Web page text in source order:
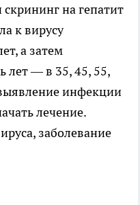
на гепатит
к вирусу
а затем
лет — в 35, 45, 55,
инфекции
лечение.
заболевание